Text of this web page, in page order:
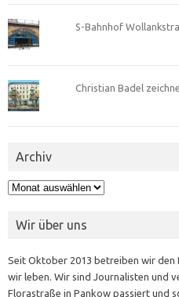
S-Bahnhof
Christian Badel
Archiv
Archiv
Wir über uns
Seit Oktober 2013 betreiben wir den
wir leben. Wir sind Journalisten und
Florastraße in Pankow passiert und